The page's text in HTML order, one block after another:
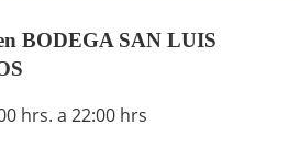
BODEGA SAN LUIS
hrs. a 22:00 hrs